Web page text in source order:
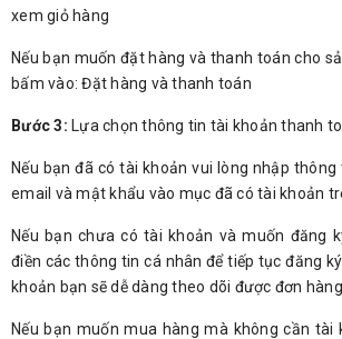
xem giỏ hàng
Nếu bạn muốn đặt hàng và thanh toán cho
bấm vào: Đặt hàng và thanh toán
Bước 3: Lựa chọn thông tin tài khoản thanh
Nếu bạn đã có tài khoản vui lòng nhập
email và mật khẩu vào mục đã có tài khoản
Nếu bạn chưa có tài khoản và muốn đăng
điền các thông tin cá nhân để tiếp tục đăng
khoản bạn sẽ dễ dàng theo dõi được đơn
Nếu bạn muốn mua hàng mà không cần tài